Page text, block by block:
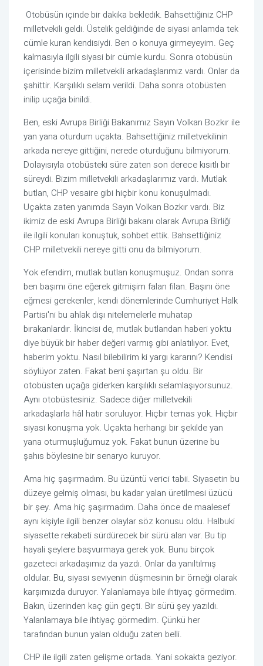
milletvekili geldi. Üstelik geldiğinde de siyasi anlamda tek
cümle kuran kendisiydi. Ben o konuya girmeyeyim. Geç
kalmasıyla ilgili siyasi bir cümle kurdu. Sonra otobüsün
içerisinde bizim milletvekili arkadaşlarımız vardı. Onlar da
şahittir. Karşılıklı selam verildi. Daha sonra otobüsten
inilip uçağa binildi.
Ben, eski Avrupa Birliği Bakanımız Sayın Volkan Bozkır ile
yan yana oturdum uçakta. Bahsettiğiniz milletvekilinin
arkada nereye gittiğini, nerede oturduğunu bilmiyorum.
Dolayısıyla otobüsteki süre zaten son derece kısıtlı bir
süreydi. Bizim milletvekili arkadaşlarımız vardı. Mutlak
butlan, CHP vesaire gibi hiçbir konu konuşulmadı.
Uçakta zaten yanımda Sayın Volkan Bozkır vardı. Biz
ikimiz de eski Avrupa Birliği bakanı olarak Avrupa Birliği
ile ilgili konuları konuştuk, sohbet ettik. Bahsettiğiniz
CHP milletvekili nereye gitti onu da bilmiyorum.
Yok efendim, mutlak butlan konuşmuşuz. Ondan sonra
ben başımı öne eğerek gitmişim falan filan. Başını öne
eğmesi gerekenler, kendi dönemlerinde Cumhuriyet Halk
Partisi'ni bu ahlak dışı nitelemelerle muhatap
bırakanlardır. İkincisi de, mutlak butlandan haberi yoktu
diye büyük bir haber değeri varmış gibi anlatılıyor. Evet,
haberim yoktu. Nasıl bilebilirim ki yargı kararını? Kendisi
söylüyor zaten. Fakat beni şaşırtan şu oldu. Bir
otobüsten uçağa giderken karşılıklı selamlaşıyorsunuz.
Aynı otobüstesiniz. Sadece diğer milletvekili
arkadaşlarla hâl hatır soruluyor. Hiçbir temas yok. Hiçbir
siyasi konuşma yok. Uçakta herhangi bir şekilde yan
yana oturmuşluğumuz yok. Fakat bunun üzerine bu
şahıs böylesine bir senaryo kuruyor.
Ama hiç şaşırmadım. Bu üzüntü verici tabii. Siyasetin bu
düzeye gelmiş olması, bu kadar yalan üretilmesi üzücü
bir şey. Ama hiç şaşırmadım. Daha önce de maalesef
aynı kişiyle ilgili benzer olaylar söz konusu oldu. Halbuki
siyasette rekabeti sürdürecek bir sürü alan var. Bu tip
hayali şeylere başvurmaya gerek yok. Bunu birçok
gazeteci arkadaşımız da yazdı. Onlar da yanıltılmış
oldular. Bu, siyasi seviyenin düşmesinin bir örneği olarak
karşımızda duruyor. Yalanlamaya bile ihtiyaç görmedim.
Bakın, üzerinden kaç gün geçti. Bir sürü şey yazıldı.
Yalanlamaya bile ihtiyaç görmedim. Çünkü her
tarafından bunun yalan olduğu zaten belli.
CHP ile ilgili zaten gelişme ortada. Yani sokakta geziyor.